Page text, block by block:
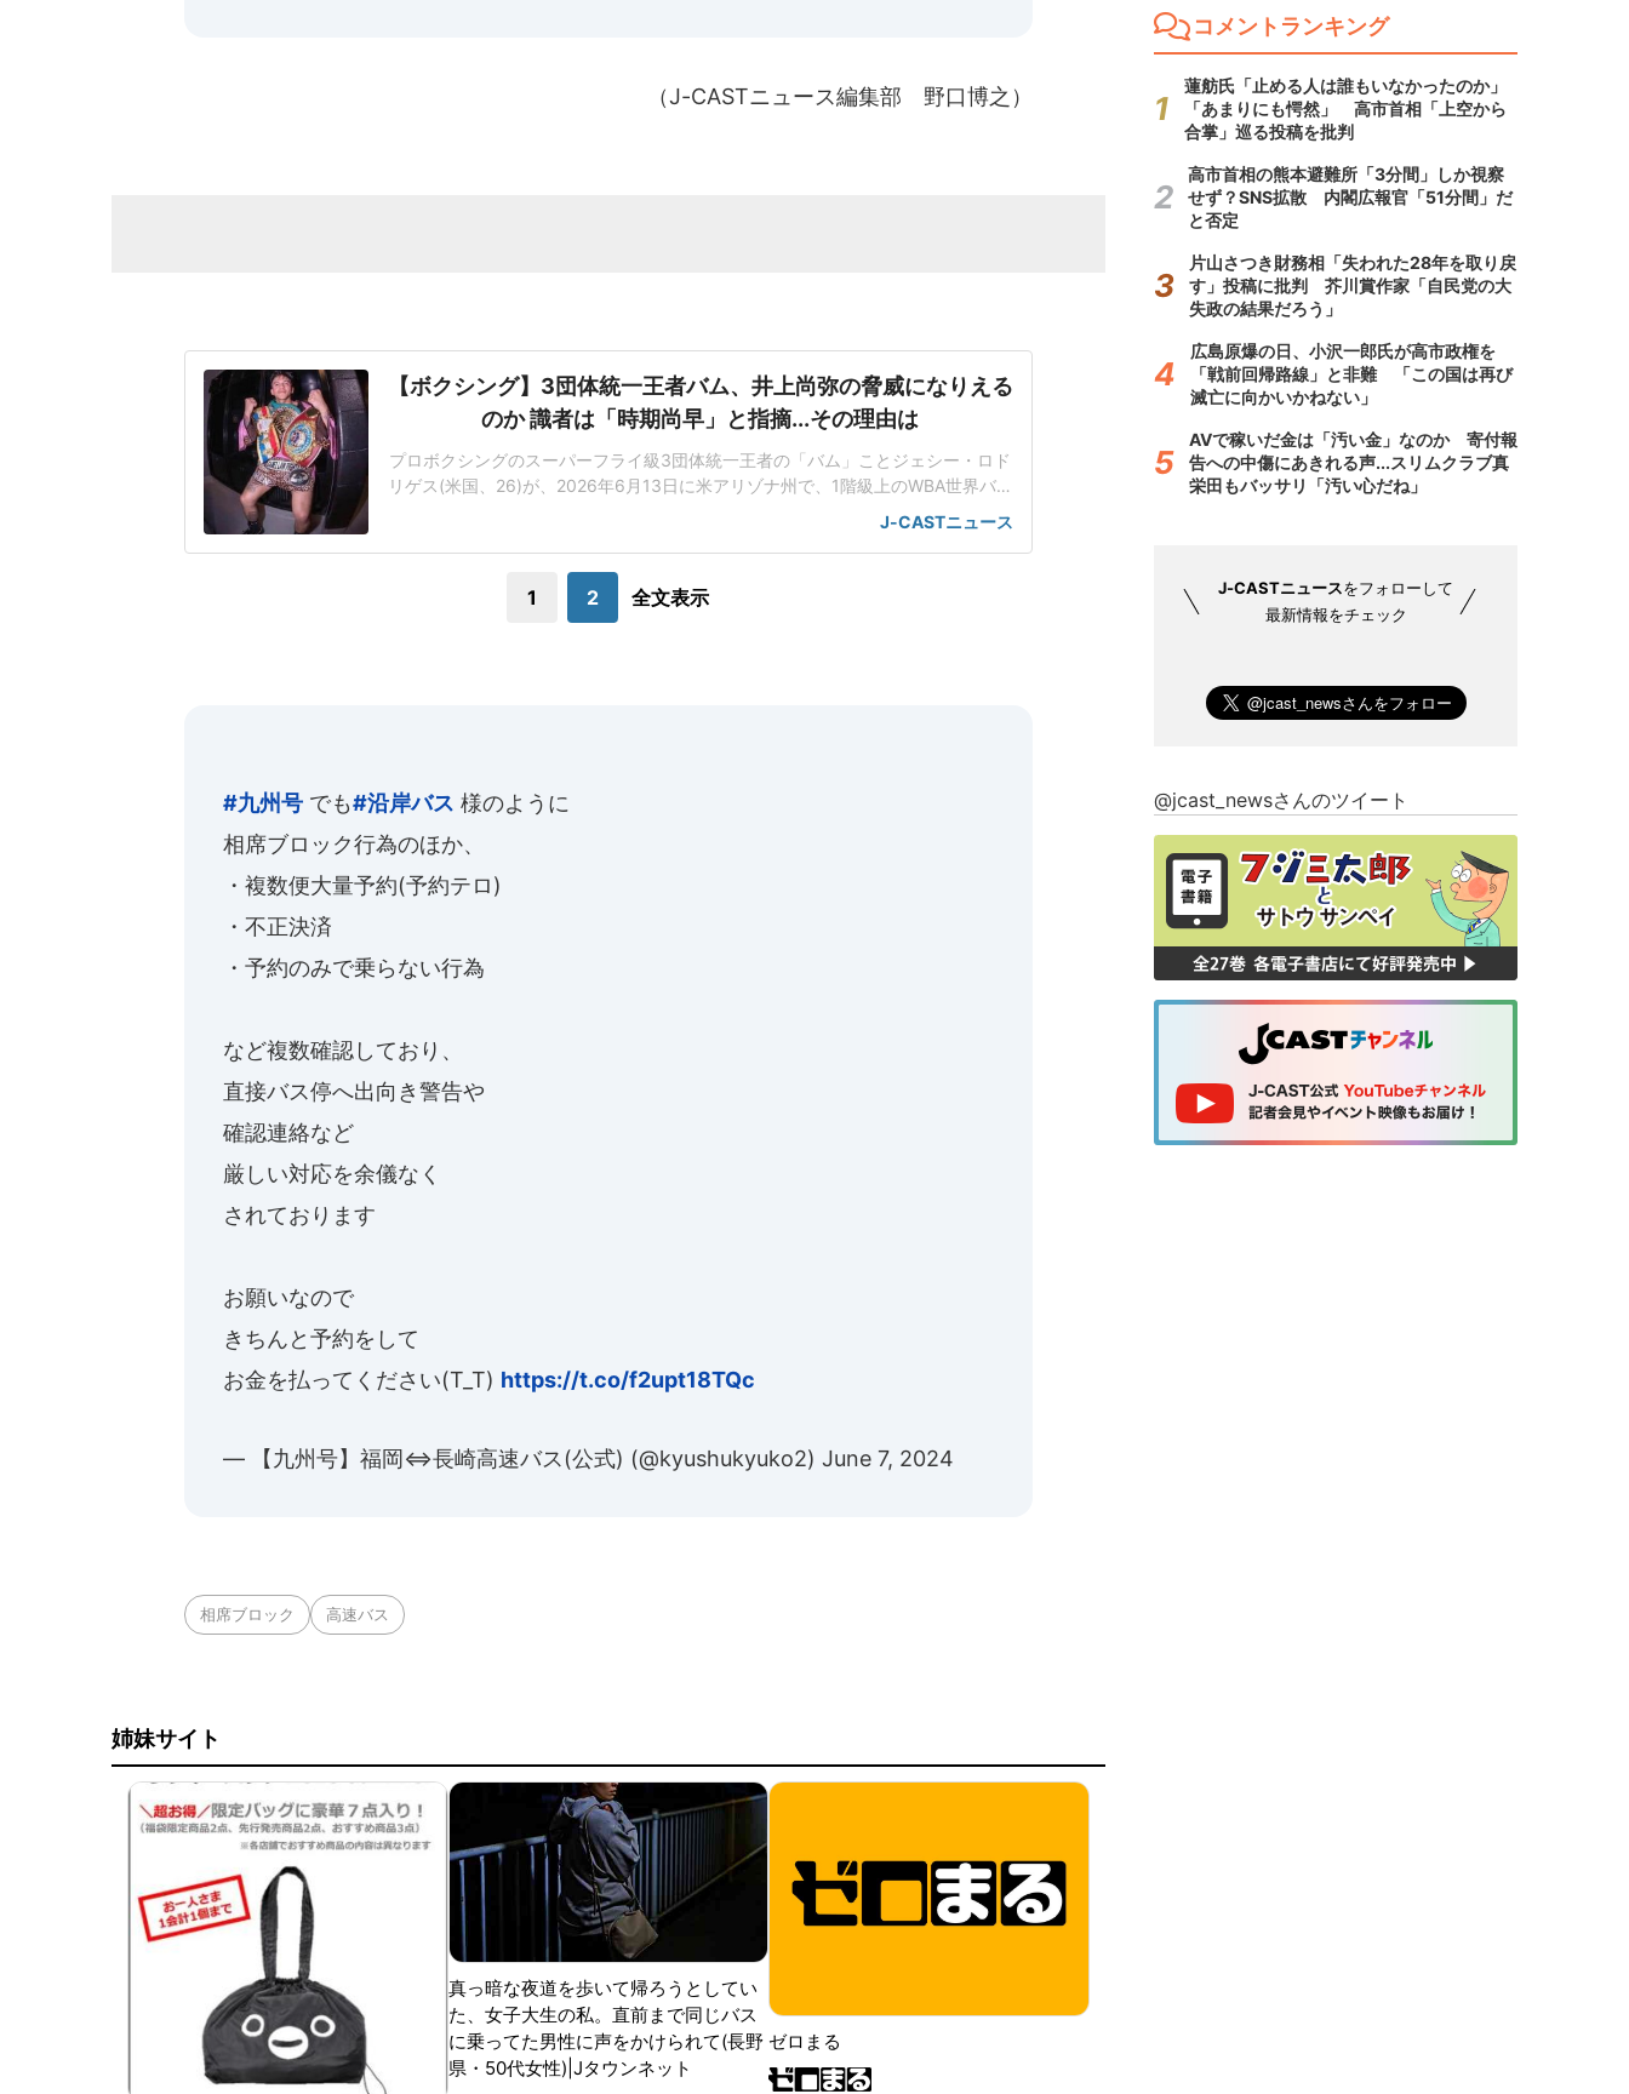
（J-CASTニュース編集部 野口博之）
【ボクシング】3団体統一王者バム、井上尚弥の脅威になりえる
のか 識者は「時期尚早」と指摘...その理由は
プロボクシングのスーパーフライ級3団体統一王者の「バム」ことジェシー・ロド
リゲス(米国、26)が、2026年6月13日に米アリゾナ州で、1階級上のWBA世界バン
タム級王者アントニオ・バルガス(米国、29)に挑戦する。「井上はフェザー級に上
げようかと検討している最中」バムは、スーパーバンタム級4団体統一王者・井上
実現する可能
J-CASTニュース
1 2 全文表示
#九州号 でも#沿岸バス 様のように
相席ブロック行為のほか、
・複数便大量予約(予約テロ)
・不正決済
・予約のみで乗らない行為
など複数確認しており、
直接バス停へ出向き警告や
確認連絡など
厳しい対応を余儀なく
されております
お願いなので
きちんと予約をして
お金を払ってください(T_T) https://t.co/f2upt18TQc
— 【九州号】福岡⇔長崎高速バス(公式) (@kyushukyuko2) June 7, 2024
相席ブロック 高速バス
姉妹サイト
真っ暗な夜道を歩いて帰ろうとしてい
た、女子大生の私。直前まで同じバス
に乗ってた男性に声をかけられて(長野
県・50代女性)|Jタウンネット
ゼロまる
コメントランキング
蓮舫氏「止める人は誰もいなかったのか」
「あまりにも愕然」 高市首相「上空から
合掌」巡る投稿を批判
高市首相の熊本避難所「3分間」しか視察
せず？SNS拡散 内閣広報官「51分間」だ
と否定
片山さつき財務相「失われた28年を取り戻
す」投稿に批判 芥川賞作家「自民党の大
失政の結果だろう」
広島原爆の日、小沢一郎氏が高市政権を
「戦前回帰路線」と非難 「この国は再び
滅亡に向かいかねない」
AVで稼いだ金は「汚い金」なのか 寄付報
告への中傷にあきれる声...スリムクラブ真
栄田もバッサリ「汚い心だね」
J-CASTニュースをフォローして
最新情報をチェック
@jcast_newsさんのツイート